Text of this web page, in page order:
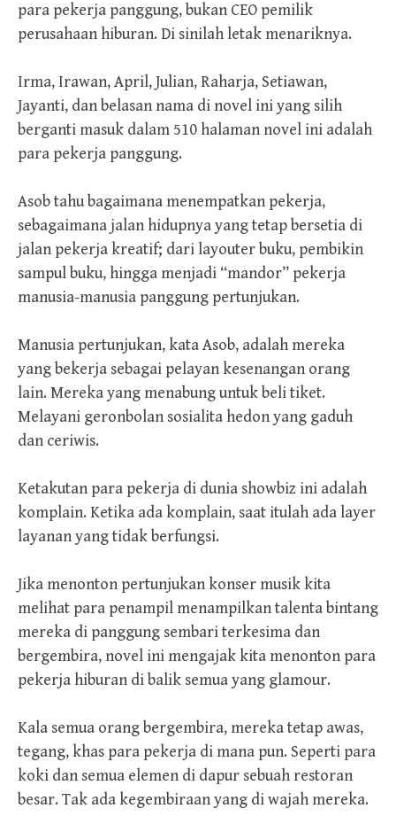
para pekerja panggung, bukan CEO pemilik
perusahaan hiburan. Di sinilah letak menariknya.
Irma, Irawan, April, Julian, Raharja, Setiawan,
Jayanti, dan belasan nama di novel ini yang silih
berganti masuk dalam 510 halaman novel ini adalah
para pekerja panggung.
Asob tahu bagaimana menempatkan pekerja,
sebagaimana jalan hidupnya yang tetap bersetia di
jalan pekerja kreatif; dari layouter buku, pembikin
sampul buku, hingga menjadi “mandor” pekerja
manusia-manusia panggung pertunjukan.
Manusia pertunjukan, kata Asob, adalah mereka
yang bekerja sebagai pelayan kesenangan orang
lain. Mereka yang menabung untuk beli tiket.
Melayani geronbolan sosialita hedon yang gaduh
dan ceriwis.
Ketakutan para pekerja di dunia showbiz ini adalah
komplain. Ketika ada komplain, saat itulah ada layer
layanan yang tidak berfungsi.
Jika menonton pertunjukan konser musik kita
melihat para penampil menampilkan talenta bintang
mereka di panggung sembari terkesima dan
bergembira, novel ini mengajak kita menonton para
pekerja hiburan di balik semua yang glamour.
Kala semua orang bergembira, mereka tetap awas,
tegang, khas para pekerja di mana pun. Seperti para
koki dan semua elemen di dapur sebuah restoran
besar. Tak ada kegembiraan yang di wajah mereka.